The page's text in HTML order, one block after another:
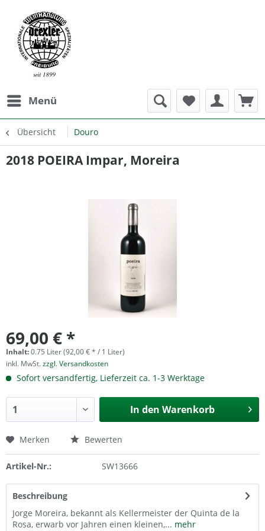
Menü
Übersicht Douro
2018 POEIRA Impar, Moreira
69,00 € *
Inhalt:0.75 Liter (92,00 € * / 1 Liter)
inkl. MwSt.zzgl. Versandkosten
Sofort versandfertig, Lieferzeit ca. 1-3 Werktage
In den Warenkorb
Merken Bewerten
Artikel-Nr.: SW13666
Beschreibung
Jorge Moreira, bekannt als Kellermeister der Quinta de la
Rosa, erwarb vor Jahren einen kleinen,... mehr